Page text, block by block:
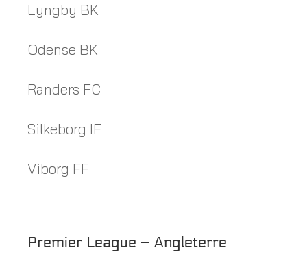
Lyngby BK
Odense BK
Randers FC
Silkeborg IF
Viborg FF
Premier League – Angleterre